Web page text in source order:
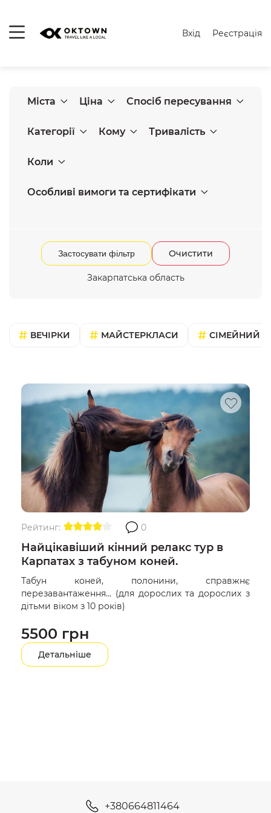
Вхід Реєстрація
Міста Ціна Спосіб пересування
Категорії Кому Тривалість
Коли
Особливі вимоги та сертифікати
Застосувати фільтр Очистити
Закарпатська область
ВЕЧІРКИ МАЙСТЕРКЛАСИ СІМЕЙНИЙ
Рейтинг: 0
Найцікавіший кінний релакс тур в
Карпатах з табуном коней.
Табун коней, полонини, справжнє
перезавантаження... (для дорослих та дорослих з
дітьми віком з 10 років)
5500 грн
Детальніше
+380664811464